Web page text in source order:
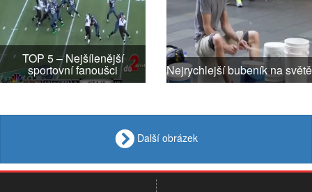
TOP 5 – Nejšílenější
sportovní fanoušci Nejrychlejší bubeník na světě
Další obrázek